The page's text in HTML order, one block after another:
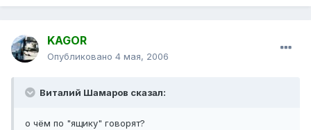
KAGOR
Опубликовано 4 мая, 2006
Виталий Шамаров сказал:
о чём по "ящику" говорят?